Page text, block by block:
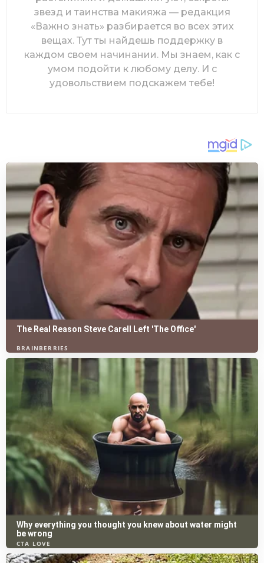
звезд и таинства макияжа — редакция
«Важно знать» разбирается во всех этих
вещах. Тут ты найдешь поддержку в
каждом своем начинании. Мы знаем, как с
умом подойти к любому делу. И с
удовольствием подскажем тебе!